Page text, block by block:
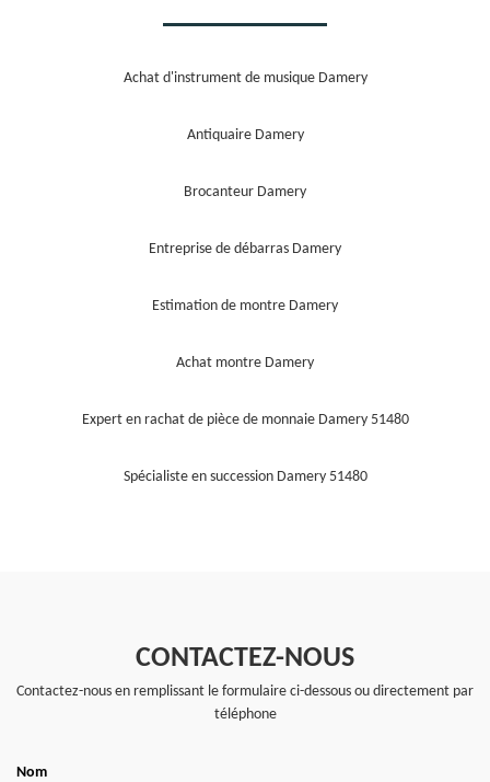
Achat d'instrument de musique Damery
Antiquaire Damery
Brocanteur Damery
Entreprise de débarras Damery
Estimation de montre Damery
Achat montre Damery
Expert en rachat de pièce de monnaie Damery 51480
Spécialiste en succession Damery 51480
CONTACTEZ-NOUS
Contactez-nous en remplissant le formulaire ci-dessous ou directement par
téléphone
Nom